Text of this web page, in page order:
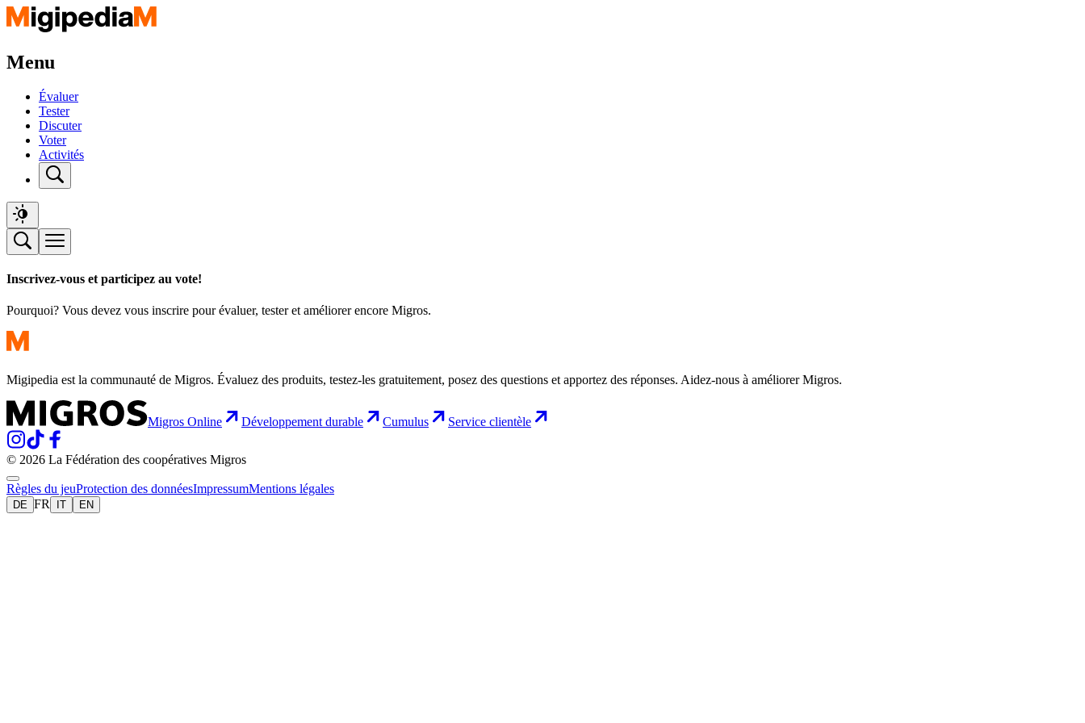
Menu
Évaluer
Tester
Discuter
Voter
Activités
Inscrivez-vous et participez au vote!
Pourquoi? Vous devez vous inscrire pour évaluer, tester et améliorer encore Migros.
Migipedia est la communauté de Migros. Évaluez des produits, testez-les gratuitement, posez des questions et apportez des réponses. Aidez-nous à améliorer Migros.
Migros Online Développement durable Cumulus Service clientèle
© 2026 La Fédération des coopératives Migros
Règles du jeuProtection des donnéesImpressumMentions légales
DE FR IT EN